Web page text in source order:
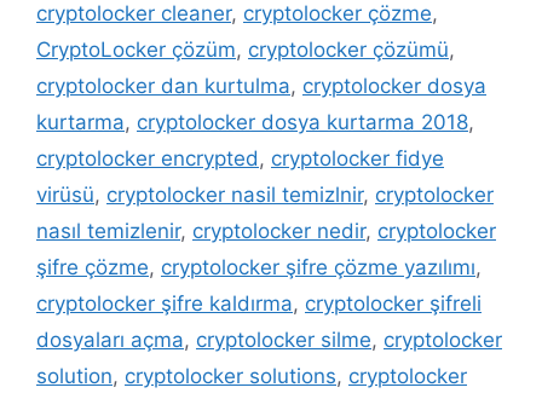
cryptolocker cleaner, cryptolocker çözme,
CryptoLocker çözüm, cryptolocker çözümü,
cryptolocker dan kurtulma, cryptolocker dosya
kurtarma, cryptolocker dosya kurtarma 2018,
cryptolocker encrypted, cryptolocker fidye
virüsü, cryptolocker nasil temizlnir, cryptolocker
nasıl temizlenir, cryptolocker nedir, cryptolocker
şifre çözme, cryptolocker şifre çözme yazılımı,
cryptolocker şifre kaldırma, cryptolocker şifreli
dosyaları açma, cryptolocker silme, cryptolocker
solution, cryptolocker solutions, cryptolocker